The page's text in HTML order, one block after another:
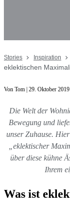
Stories Inspiration
eklektischen
Von Tom | 29. Oktober
Die Welt der
Bewegung und
unser Zuhause.
„eklektischer
über diese kühne
Ihrem
Was ist